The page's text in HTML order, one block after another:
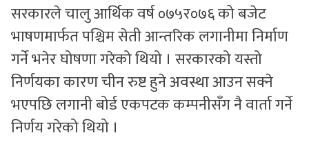
सरकारले चालु आर्थिक वर्ष ०७५र०७६ को बजेट
भाषणमार्फत पश्चिम सेती आन्तरिक लगानीमा निर्माण
गर्ने भनेर घोषणा गरेको थियो । सरकारको यस्तो
निर्णयका कारण चीन रुष्ट हुने अवस्था आउन सक्ने
भएपछि लगानी बोर्ड एकपटक कम्पनीसँग नै वार्ता गर्ने
निर्णय गरेको थियो ।